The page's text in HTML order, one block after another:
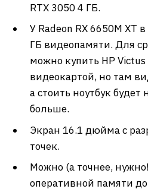
RTX 3050 4 ГБ.
У Radeon RX 6650M XT
ГБ видеопамяти. Для
можно купить HP
видеокартой, но там
а стоить ноутбук будет
больше.
Экран 16.1 дюйма с
точек.
Можно (а точнее,
оперативной памяти